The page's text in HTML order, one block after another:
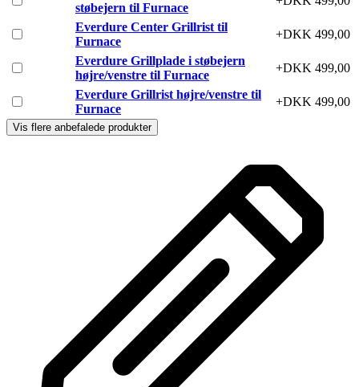
støbejern til Furnace
Everdure Center Grillrist til
Furnace
+DKK 499,00
Everdure Grillplade i støbejern
højre/venstre til Furnace
+DKK 499,00
Everdure Grillrist højre/venstre til
Furnace
+DKK 499,00
Vis flere anbefalede produkter